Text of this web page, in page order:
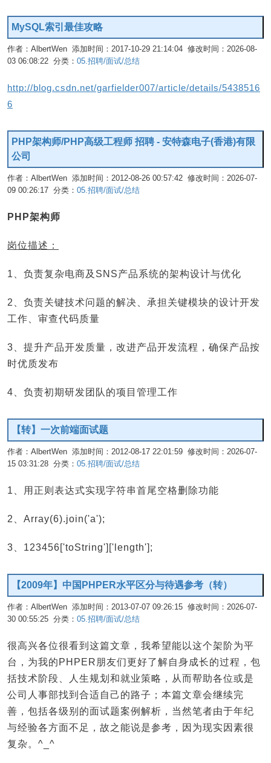
MySQL索引最佳攻略
作者：AlbertWen 添加时间：2017-10-29 21:14:04 修改时间：2026-08-
03 06:08:22 分类： 05.招聘/面试/总结
http://blog.csdn.net/garfielder007/article/details/5438516
6
PHP架构师/PHP高级工程师 招聘 - 安特森电子(香港)有限
公司
作者：AlbertWen 添加时间：2012-08-26 00:57:42 修改时间：2026-07-
09 00:26:17 分类： 05.招聘/面试/总结
PHP架构师
岗位描述：
1、负责复杂电商及SNS产品系统的架构设计与优化
2、负责关键技术问题的解决、承担关键模块的设计开发
工作、审查代码质量
3、提升产品开发质量，改进产品开发流程，确保产品按
时优质发布
4、负责初期研发团队的项目管理工作
【转】一次前端面试题
作者：AlbertWen 添加时间：2012-08-17 22:01:59 修改时间：2026-07-
15 03:31:28 分类： 05.招聘/面试/总结
1、用正则表达式实现字符串首尾空格删除功能
2、Array(6).join('a');
3、123456['toString']['length'];
【2009年】中国PHPER水平区分与待遇参考（转）
作者：AlbertWen 添加时间：2013-07-07 09:26:15 修改时间：2026-07-
30 00:55:25 分类： 05.招聘/面试/总结
很高兴各位很看到这篇文章，我希望能以这个架阶为平
台，为我的PHPER朋友们更好了解自身成长的过程，包
括技术阶段、人生规划和就业策略，从而帮助各位或是
公司人事部找到合适自己的路子；本篇文章会继续完
善，包括各级别的面试题案例解析，当然笔者由于年纪
与经验各方面不足，故之能说是参考，因为现实因素很
复杂。^_^